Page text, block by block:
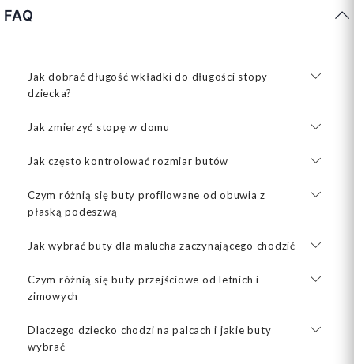
FAQ
Jak dobrać długość wkładki do długości stopy
dziecka?
Jak zmierzyć stopę w domu
Jak często kontrolować rozmiar butów
Czym różnią się buty profilowane od obuwia z
płaską podeszwą
Jak wybrać buty dla malucha zaczynającego chodzić
Czym różnią się buty przejściowe od letnich i
zimowych
Dlaczego dziecko chodzi na palcach i jakie buty
wybrać